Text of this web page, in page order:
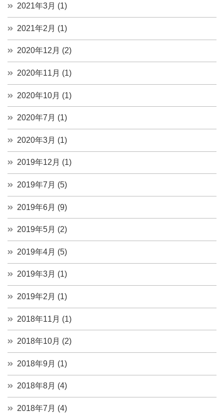
2021年3月 (1)
2021年2月 (1)
2020年12月 (2)
2020年11月 (1)
2020年10月 (1)
2020年7月 (1)
2020年3月 (1)
2019年12月 (1)
2019年7月 (5)
2019年6月 (9)
2019年5月 (2)
2019年4月 (5)
2019年3月 (1)
2019年2月 (1)
2018年11月 (1)
2018年10月 (2)
2018年9月 (1)
2018年8月 (4)
2018年7月 (4)